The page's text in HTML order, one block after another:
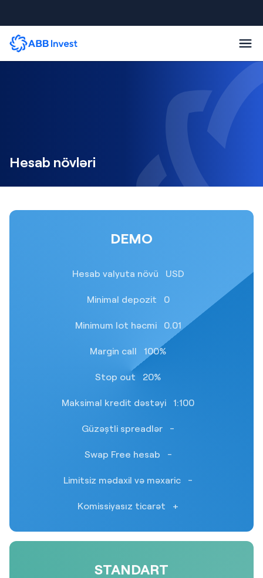
Hesab növləri
DEMO
Hesab valyuta növü USD
Minimal depozit 0
Minimum lot həcmi 0.01
Margin call 100%
Stop out 20%
Maksimal kredit dəstəyi 1:100
Güzəştli spreadlər -
Swap Free hesab -
Limitsiz mədaxil və məxaric -
Komissiyasız ticarət +
STANDART